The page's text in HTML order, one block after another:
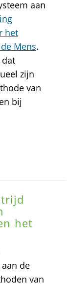
aan
het
Mens.
dat
zijn
van
bij
het
de
van